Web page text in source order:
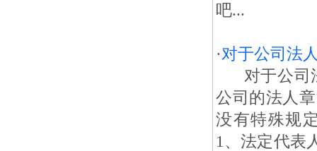
吧...
·对于公司法
对于公司
公司的法人
没有特殊规
1、法定代表